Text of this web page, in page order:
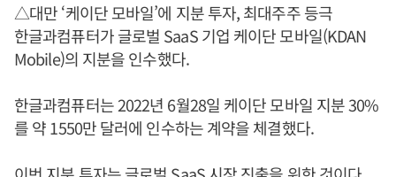
△대만 ‘케이단 모바일’에 지분 투자, 최대주주 등극
한글과컴퓨터가 글로벌 SaaS 기업 케이단 모바일(KDAN
Mobile)의 지분을 인수했다.
한글과컴퓨터는 2022년 6월28일 케이단 모바일 지분 30%
를 약 1550만 달러에 인수하는 계약을 체결했다.